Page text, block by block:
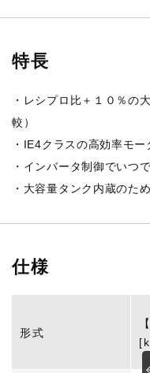
特長
・レシプロ比＋１０％の
較）
・IE4クラスの高効率モー
・インバータ制御でいつ
・大容量タンク内蔵のた
仕様
形式